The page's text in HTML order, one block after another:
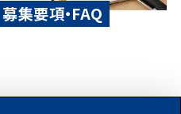
募集要項・FAQ